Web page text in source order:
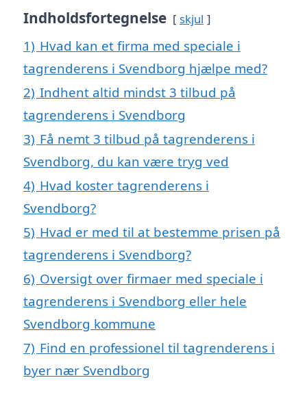
Indholdsfortegnelse skjul
1) Hvad kan et firma med speciale i
tagrenderens i Svendborg hjælpe med?
2) Indhent altid mindst 3 tilbud på
tagrenderens i Svendborg
3) Få nemt 3 tilbud på tagrenderens i
Svendborg, du kan være tryg ved
4) Hvad koster tagrenderens i
Svendborg?
5) Hvad er med til at bestemme prisen på
tagrenderens i Svendborg?
6) Oversigt over firmaer med speciale i
tagrenderens i Svendborg eller hele
Svendborg kommune
7) Find en professionel til tagrenderens i
byer nær Svendborg